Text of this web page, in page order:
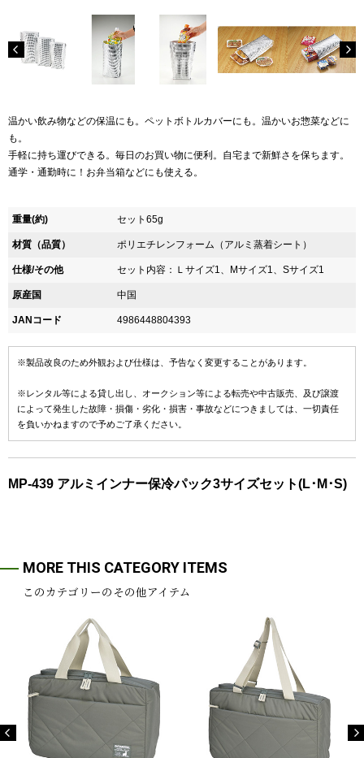
温かい飲み物などの保温にも。ペットボトルカバーにも。温かいお惣菜などに
も。
手軽に持ち運びできる。毎日のお買い物に便利。自宅まで新鮮さを保ちます。
通学・通勤時に！お弁当箱などにも使える。
重量(約) セット65g
材質（品質） ポリエチレンフォーム（アルミ蒸着シート）
仕様/その他 セット内容：Ｌサイズ1、Mサイズ1、Sサイズ1
原産国 中国
JANコード 4986448804393
※製品改良のため外観および仕様は、予告なく変更することがあります。
※レンタル等による貸し出し、オークション等による転売や中古販売、及び譲渡
によって発生した故障・損傷・劣化・損害・事故などにつきましては、一切責任
を負いかねますので予めご了承ください。
MP-439 アルミインナー保冷パック3サイズセット(L･M･S)
MORE THIS CATEGORY ITEMS
このカテゴリーのその他アイテム